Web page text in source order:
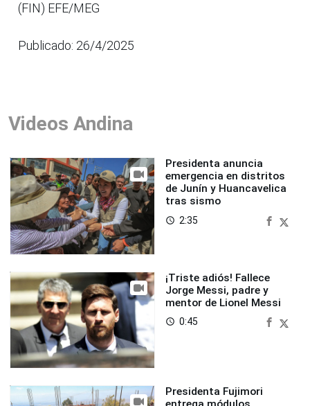
(FIN) EFE/MEG
Publicado: 26/4/2025
Videos Andina
Presidenta anuncia
emergencia en distritos
de Junín y Huancavelica
tras sismo
access_time 2:35
¡Triste adiós! Fallece
Jorge Messi, padre y
mentor de Lionel Messi
access_time 0:45
Presidenta Fujimori